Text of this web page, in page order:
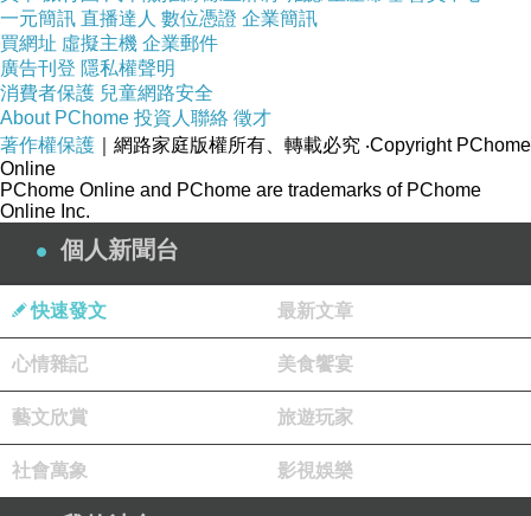
空空的座位，還有坐在教堂一張張面無表情無精打
采的臉，我心裡說不出是什麼滋味。
我想去網上查找一些好的教堂，可我看到的
是，很多天主教堂裡面擺滿死人的牌位，人在燒香
祭拜，還有的教堂神父把和尚請到教堂唸經，還有
很多神父、主教的醜聞……看到這些情景我就會想到
聖經上天主耶穌
禱之所。』你們竟把它做成了賊窩。」（瑪竇福音
21:13）從中國到日本又到美國，從陸地到網上，哪
裡的天主教堂都一樣。突然間，我感覺現在的教堂
都變質了，雖然外表裝飾得比較華麗，可不再是神
聖的地方。我很困惑，現在的教堂如此混亂、死
沉，天主聖神為什麼不管呢？
一元簡訊 直播達人 數位憑證 企業簡訊
買網址 虛擬主機 企業郵件
廣告刊登 隱私權聲明
消費者保護 兒童網路安全
About PChome 投資人聯絡 徵才
著作權保護 ｜網路家庭版權所有、轉載必究 ‧Copyright PChome
Online
PChome Online and PChome are trademarks of PChome
Online Inc.
個人新聞台
快速發文 最新文章
心情雜記 美食饗宴
藝文欣賞 旅遊玩家
社會萬象 影視娛樂